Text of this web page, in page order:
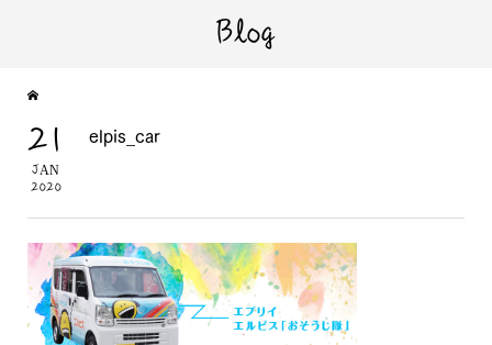
Blog
21
JAN
2020
elpis_car